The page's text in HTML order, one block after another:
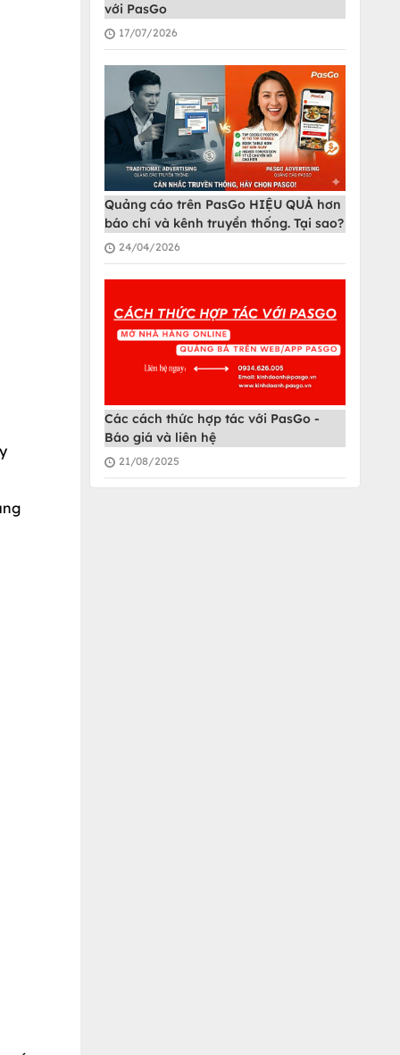
với PasGo
17/07/2026
Quảng cáo trên PasGo HIỆU QUẢ hơn
báo chí và kênh truyền thống. Tại sao?
24/04/2026
Các cách thức hợp tác với PasGo -
Báo giá và liên hệ
21/08/2025